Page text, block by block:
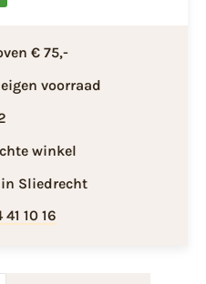
€ 75,-
voorraad
winkel
Sliedrecht
10 16